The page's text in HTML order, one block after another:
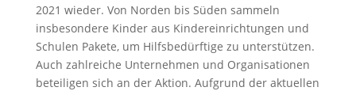
2021 wieder. Von Norden bis Süden sammeln
insbesondere Kinder aus Kindereinrichtungen und
Schulen Pakete, um Hilfsbedürftige zu unterstützen.
Auch zahlreiche Unternehmen und Organisationen
beteiligen sich an der Aktion. Aufgrund der aktuellen